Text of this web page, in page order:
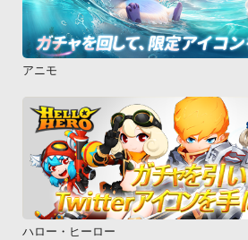
アニモ
ハロー・ヒーロー